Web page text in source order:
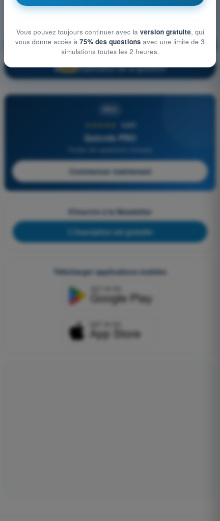
Météorologie S'entraîner !
🔒 PRO Explication de la question
4,6/5
Quizvds PRO
Commencer maintenant
S'inscrire à la Newsletter
L'inscription est gratuite
Télécharger applications mobiles
Vous pouvez toujours continuer avec la version gratuite, qui
vous donne accès à 75% des questions avec une limite de 3
simulations toutes les 2 heures.